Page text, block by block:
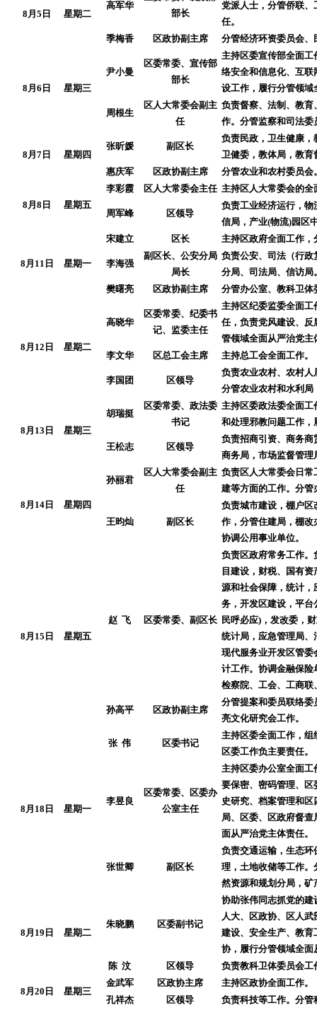
8月5日 星期二
高军华
部长
党派人士，分管侨联
任。
季梅香
区政协副主席 分管经济环资委员会、
8月6日 星期三
尹小曼
区委常委、宣传部
部长
主持区委宣传部全面
络安全和信息化、互
设工作，履行分管领
周根生
区人大常委会副主
任
负责督察、法制、教
作。分管监察和司法
8月7日 星期四
张昕媛 副区长
负责民政，卫生健康
卫健委，教体局，教
惠庆军
区政协副主席 分管农业和农村委员会
8月8日 星期五
李彩霞 区人大常委会主任 主持区人大常委会的全
周军峰 区领导
负责工业经济运行，
信局，产业(物流)园区
8月11日 星期一
宋建立 区长 主持区政府全面工作，
李海强
副区长、公安分局
局长
负责公安、司法（行
分局、司法局、信访局
樊曙亮
区政协副主席 分管办公室、教科卫体
8月12日 星期二
高晓华
区委常委、纪委书
记、监委主任
主持区纪委监委全面
任，负责党风建设、
管领域全面从严治党主
李文华
区总工会主席 主持总工会全面工作。
李国团 区领导
负责农业农村、农村
分管农业农村和水利局
8月13日 星期三
胡瑞挺
区委常委、政法委
书记
主持区委政法委全面
和处理邪教问题工作
王松志 区领导
负责招商引资、商务
商务局，市场监督管理
8月14日 星期四
孙丽君
区人大常委会副主
任
负责区人大常委会日
建等方面的工作。分
王昀灿 副区长
负责城市建设，棚户
作，分管住建局，棚
协调公用事业单位。
8月15日 星期五
赵 飞 区委常委、副区长
负责区政府常务工作
目建设，财税、国有
源和社会保障，统计
务，开发区建设，平
民呼必应)，发改委，
统计局，应急管理局
现代服务业开发区管
计工作。协调金融保
检察院、工会、工商联
孙高平 区政协副主席
分管提案和委员联络
亮文化研究会工作。
8月18日 星期一
张 伟 区委书记
主持区委全面工作，
区委工作负主要责任。
李昱良
区委常委、区委办
公室主任
主持区委办公室全面
要保密、密码管理、
史研究、档案管理和
局、区委、区政府督
面从严治党主体责任。
张世卿 副区长
负责交通运输，生态
理，土地收储等工作
然资源和规划分局，
8月19日 星期二
朱晓鹏 区委副书记
协助张伟同志抓党的
人大、区政协、区人
建设、安全生产、教
协，履行分管领域全面
陈 汶
区领导 负责教科卫体委员会工
8月20日 星期三
金武军 区政协主席
主持区政协全面工作。
孔祥杰
区领导 负责科技等工作。分管